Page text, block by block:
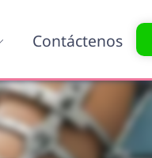
Contáctenos